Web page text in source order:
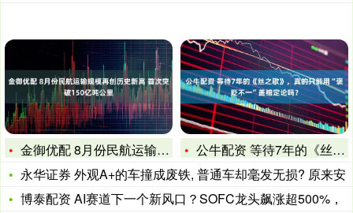
金御优配 8月份民航运输规模再创历史新高 首次突破150亿吨
公牛配资 等待7年的《丝之歌》，真的只能用“褒贬不一”盖棺定
永华证券 外观A+的车撞成废铁, 普通车却毫发无损? 原来安
博泰配资 AI赛道下一个新风口？SOFC龙头飙涨超500%，